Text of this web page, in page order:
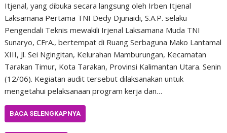
Itjenal, yang dibuka secara langsung oleh Irben Itjenal
Laksamana Pertama TNI Dedy Djunaidi, S.A.P. selaku
Pengendali Teknis mewakili Irjenal Laksamana Muda TNI
Sunaryo, CFrA., bertempat di Ruang Serbaguna Mako Lantamal
XIII, Jl. Sei Ngingitan, Kelurahan Mamburungan, Kecamatan
Tarakan Timur, Kota Tarakan, Provinsi Kalimantan Utara. Senin
(12/06). Kegiatan audit tersebut dilaksanakan untuk
mengetahui pelaksanaan program kerja dan…
BACA SELENGKAPNYA